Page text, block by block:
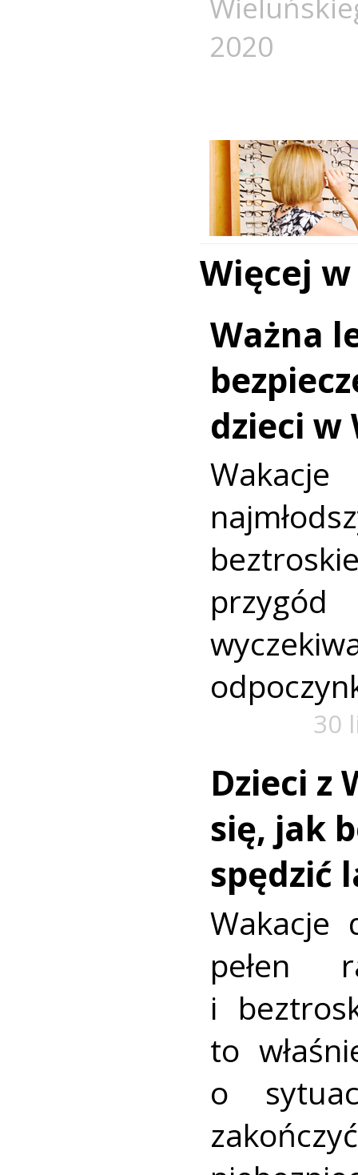
2020
Więcej
Ważna
dzieci w
30
Dzieci z
się, jak
spędzić
Wakacje
pełen
i
to
o